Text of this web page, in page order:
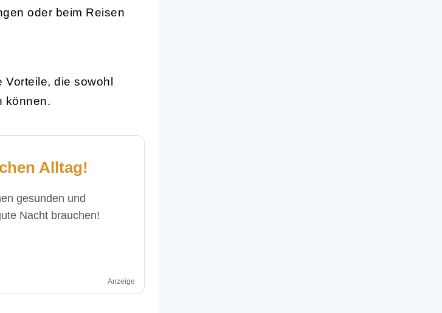
oder beim Reisen
Vorteile, die sowohl
können.
Alltag!
gesunden und
Nacht brauchen!
Anzeige